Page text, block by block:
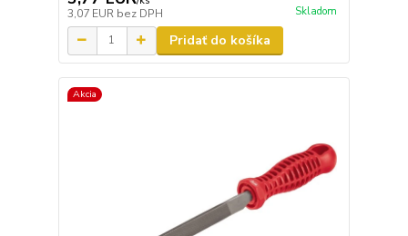
3,07 EUR bez DPH Skladom
Pridať do košíka
Akcia